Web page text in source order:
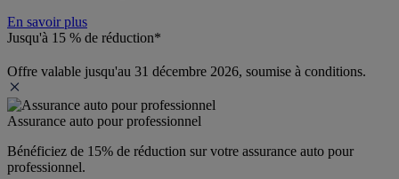
En savoir plus
Jusqu'à 15 % de réduction*
Offre valable jusqu'au 31 décembre 2026, soumise à conditions.
Assurance auto pour professionnel
Bénéficiez de 15% de réduction sur votre assurance auto pour
professionnel.